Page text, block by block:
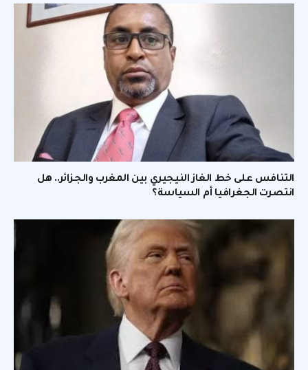
التنافس على خط الغاز النيجيري بين المغرب والجزائر.. هل
انتصرت الجغرافيا أم السياسة؟